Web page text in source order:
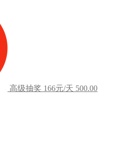
高级抽奖 166元/天 500.00